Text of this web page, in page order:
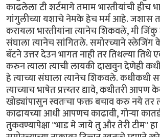
काढलेला टी शर्टमागे तमाम भारतीयांची हीच
गांगुलीच्या यशाचे नेमके हेच मर्म आहे. जशास
करायला भारतीयांना त्यानेच शिकवले, मी
संघाला त्यानेच सांगितले. समोरच्याने स्लेजिंग
बॅटने उत्तर देउन भागत नाही तर तिथल्या तिथे
करुन त्याला त्याची लायकी दाखवुन देणेही
हे त्याच्या संघाला त्यानेच शिकवले. कधीकधी
त्याच्याच भाषेत प्रत्त्य्तर द्यावे, कधीतरी आपण
खोड्यांपासुन स्वतःचा फक्त बचाव करु नये तर
काढायच्या आधी आपणच काढावी, गोर्‍या
तुकवण्यापेक्षा "भाड मे जाये तु और तेरी टीम"